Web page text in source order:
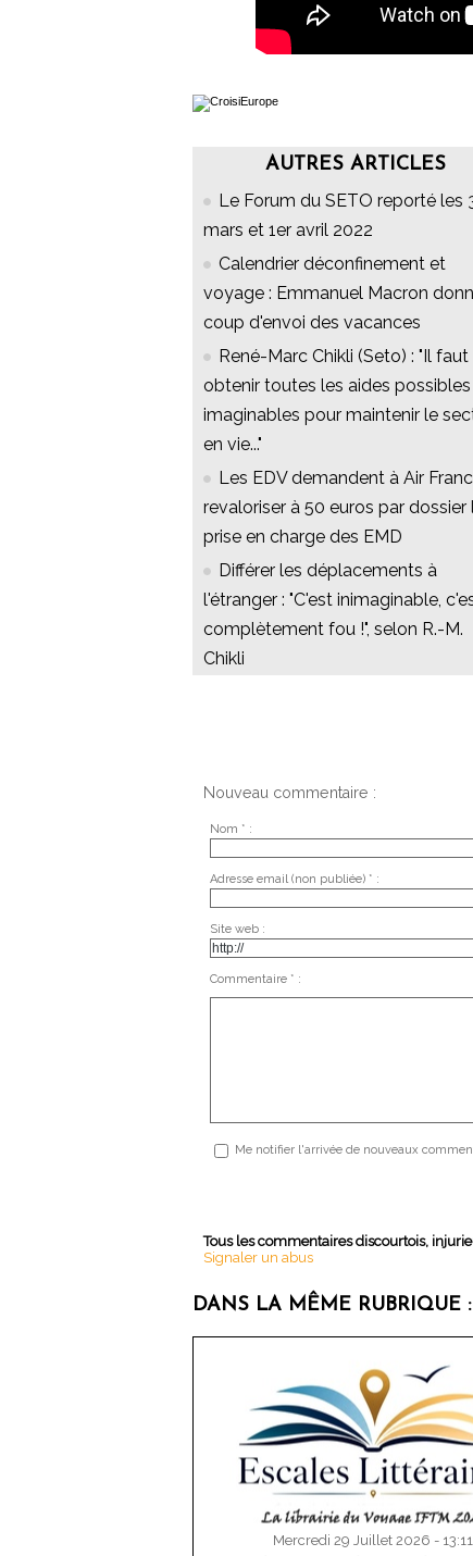
AUTRES ARTICLES
Le Forum du SETO reporté les
mars et 1er avril 2022
Calendrier déconfinement et
voyage : Emmanuel Macron
coup d'envoi des vacances
René-Marc Chikli (Seto) : "Il faut
obtenir toutes les aides
imaginables pour maintenir le
en vie..."
Les EDV demandent à Air
revaloriser à 50 euros par dossier
prise en charge des EMD
Différer les déplacements à
l'étranger : "C'est inimaginable,
complètement fou !", selon R.-M.
Chikli
Nouveau commentaire :
Nom * :
Adresse email (non publiée) * :
Site web :
Commentaire * :
Me notifier l'arrivée de nouveaux
Tous les commentaires discourtois,
Signaler un abus
DANS LA MÊME RUBRIQUE :
Mercredi 29 Juillet 2026 - 13:11